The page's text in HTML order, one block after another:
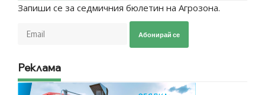
Запиши се за седмичния бюлетин на Агрозона.
Абонирай се
Реклама